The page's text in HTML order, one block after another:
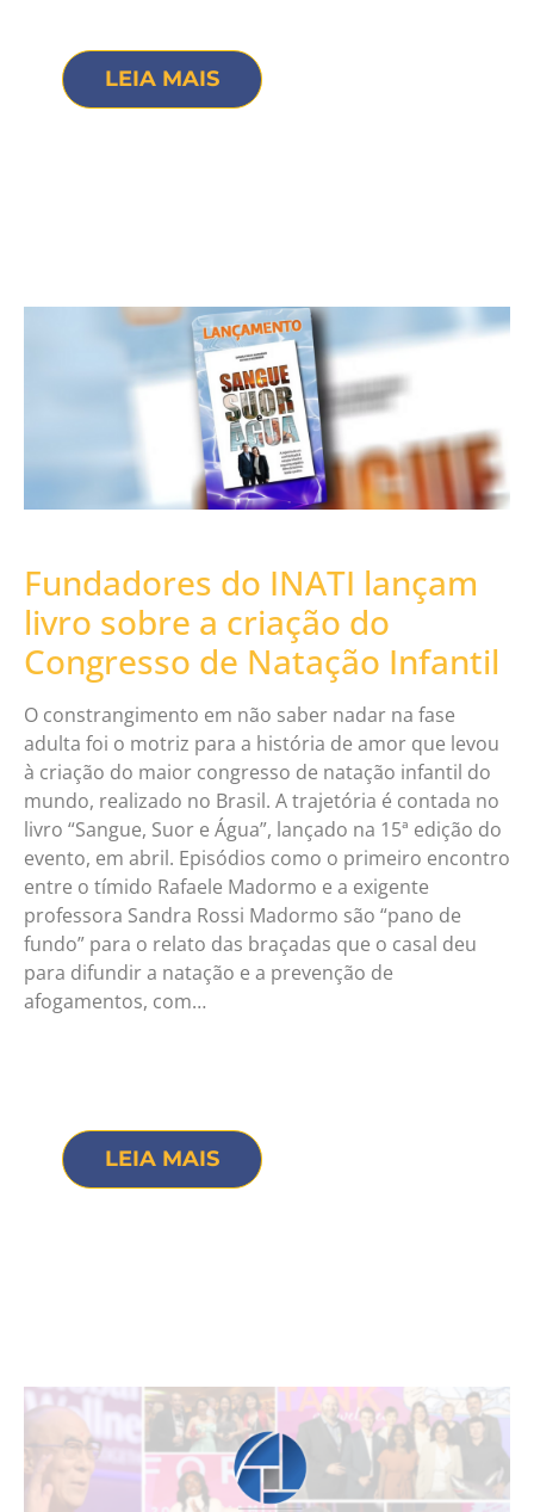
LEIA MAIS
Fundadores do INATI lançam
livro sobre a criação do
Congresso de Natação Infantil
O constrangimento em não saber nadar na fase
adulta foi o motriz para a história de amor que levou
à criação do maior congresso de natação infantil do
mundo, realizado no Brasil. A trajetória é contada no
livro “Sangue, Suor e Água”, lançado na 15ª edição do
evento, em abril. Episódios como o primeiro encontro
entre o tímido Rafaele Madormo e a exigente
professora Sandra Rossi Madormo são “pano de
fundo” para o relato das braçadas que o casal deu
para difundir a natação e a prevenção de
afogamentos, com…
LEIA MAIS